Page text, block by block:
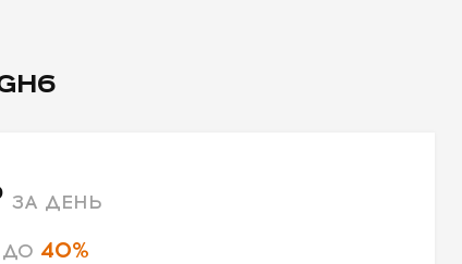
ЗА ДЕНЬ
40%